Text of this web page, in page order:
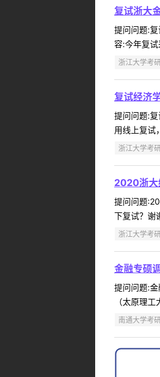
复试浙大
提问问题:
容:今年复
浙江大学考
复试经济
提问问题:
用线上复试
浙江大学考
2020浙大
提问问题
下复试？谢
浙江大学考
金融专硕
提问问题:
（太原理
南通大学考